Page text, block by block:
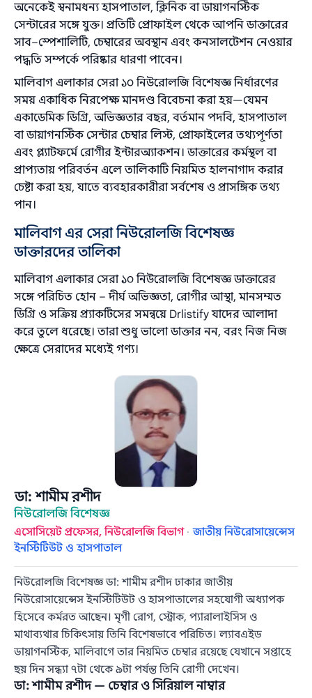
অনেকেই স্বনামধন্য হাসপাতাল, ক্লিনিক বা ডায়াগনস্টিক
সেন্টারের সঙ্গে যুক্ত। প্রতিটি প্রোফাইল থেকে আপনি ডাক্তারের
সাব–স্পেশালিটি, চেম্বারের অবস্থান এবং কনসালটেশন নেওয়ার
পদ্ধতি সম্পর্কে পরিষ্কার ধারণা পাবেন।
মালিবাগ এলাকার সেরা ১০ নিউরোলজি বিশেষজ্ঞ নির্ধারণের
সময় একাধিক নিরপেক্ষ মানদণ্ড বিবেচনা করা হয়—যেমন
একাডেমিক ডিগ্রি, অভিজ্ঞতার বছর, বর্তমান পদবি, হাসপাতাল
বা ডায়াগনস্টিক সেন্টার চেম্বার লিস্ট, প্রোফাইলের তথ্যপূর্ণতা
এবং প্ল্যাটফর্মে রোগীর ইন্টারঅ্যাকশন। ডাক্তারের কর্মস্থল বা
প্রাপ্যতায় পরিবর্তন এলে তালিকাটি নিয়মিত হালনাগাদ করার
চেষ্টা করা হয়, যাতে ব্যবহারকারীরা সর্বশেষ ও প্রাসঙ্গিক তথ্য
পান।
মালিবাগ এর সেরা নিউরোলজি বিশেষজ্ঞ
ডাক্তারদের তালিকা
মালিবাগ এলাকার সেরা ১০ নিউরোলজি বিশেষজ্ঞ ডাক্তারের
সঙ্গে পরিচিত হোন – দীর্ঘ অভিজ্ঞতা, রোগীর আস্থা, মানসম্মত
ডিগ্রি ও সক্রিয় প্র্যাকটিসের সমন্বয়ে Drlistify যাদের আলাদা
করে তুলে ধরেছে। তারা শুধু ভালো ডাক্তার নন, বরং নিজ নিজ
ক্ষেত্রে সেরাদের মধ্যেই গণ্য।
ডা: শামীম রশীদ
নিউরোলজি বিশেষজ্ঞ
এসোসিয়েট প্রফেসর, নিউরোলজি বিভাগ ·জাতীয় নিউরোসায়েন্সেস
ইনস্টিটিউট ও হাসপাতাল
নিউরোলজি বিশেষজ্ঞ ডা: শামীম রশীদ ঢাকার জাতীয়
নিউরোসায়েন্সেস ইনস্টিটিউট ও হাসপাতালের সহযোগী অধ্যাপক
হিসেবে কর্মরত আছেন। মৃগী রোগ, স্ট্রোক, প্যারালাইসিস ও
মাথাব্যথার চিকিৎসায় তিনি বিশেষভাবে পরিচিত। ল্যাবএইড
ডায়াগনস্টিক, মালিবাগে তার নিয়মিত চেম্বার রয়েছে যেখানে সপ্তাহে
ছয় দিন সন্ধ্যা ৭টা থেকে ৯টা পর্যন্ত তিনি রোগী দেখেন।
ডা: শামীম রশীদ — চেম্বার ও সিরিয়াল নাম্বার